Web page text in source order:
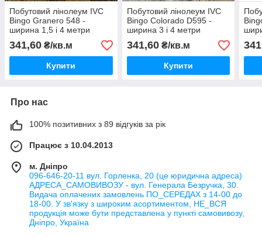
Побутовий лінолеум IVC
Bingo Granero 548 -
ширина 1,5 і 4 метри
341,60 ₴/кв.м
Купити
Побутовий лінолеум IVC
Bingo Colorado D595 -
ширина 3 і 4 метри
341,60₴/кв.м
Купити
Про нас
100% позитивних з 89 відгуків за рік
Працює з 10.04.2013
м. Дніпро
096-646-20-11 вул. Горленка, 20 (це юридична адреса)
АДРЕСА_САМОВИВОЗУ - вул. Генерала Безручка, 30.
Видача оплачених замовлень ПО_СЕРЕДАХ з 14-00 до
18-00. У зв'язку з широким асортиментом, НЕ_ВСЯ
продукція може бути представлена у пункті самовивозу,
Дніпро, Україна